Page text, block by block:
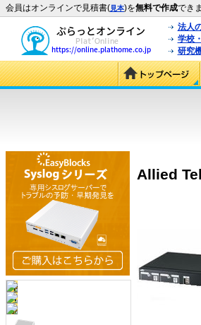
会員はオンラインで見積書(見本)を無料で作成でき
法人
学校
研究
Allied